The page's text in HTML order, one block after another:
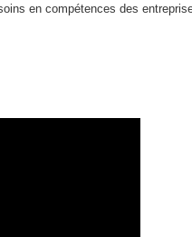
en compétences des